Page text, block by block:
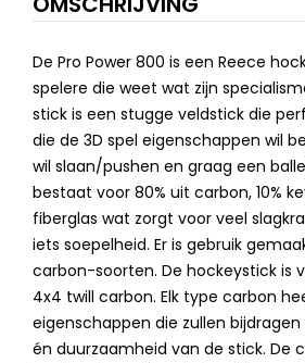
De Pro Power 800 is een Reece
spelere die weet wat zijn
stick is een stugge veldstick die
die de 3D spel eigenschappen wil
wil slaan/pushen en graag een
bestaat voor 80% uit carbon, 10%
fiberglas wat zorgt voor veel
iets soepelheid. Er is gebruik
carbon-soorten. De hockeystick is
4x4 twill carbon. Elk type carbon
eigenschappen die zullen
én duurzaamheid van de stick. De